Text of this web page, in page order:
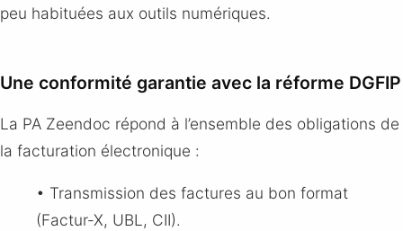
peu habituées aux outils numériques.
Une conformité garantie avec la réforme DGFIP
La PA Zeendoc répond à l’ensemble des obligations de
la facturation électronique :
• Transmission des factures au bon format
(Factur-X, UBL, CII).